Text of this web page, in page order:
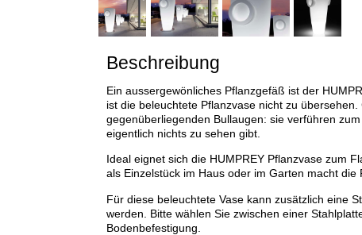
Beschreibung
Ein aussergewönliches Pflanzgefäß ist der
ist die beleuchtete Pflanzvase nicht zu
gegenüberliegenden Bullaugen: sie verführen
eigentlich nichts zu sehen gibt.
Ideal eignet sich die HUMPREY Pflanzvase zum
als Einzelstück im Haus oder im Garten macht die
Für diese beleuchtete Vase kann zusätzlich eine
werden. Bitte wählen Sie zwischen einer
Bodenbefestigung.